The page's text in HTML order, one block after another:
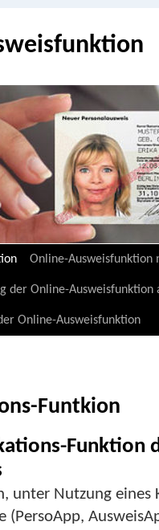
Online-Ausweisfunktion
der Online-Ausweisfunktion
Online-Ausweisfunktion
Funtkion
Funktion
unter Nutzung eines
(PersoApp,